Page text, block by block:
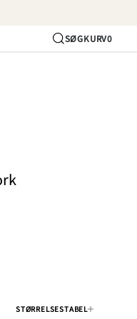
SØGKURV0
STØRRELSESTABEL